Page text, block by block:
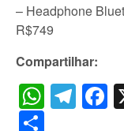
– Headphone
R$749
Compartilhar: